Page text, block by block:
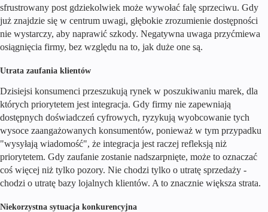
sfrustrowany post gdziekolwiek może wywołać falę sprzeciwu. Gdy
już znajdzie się w centrum uwagi, głębokie zrozumienie dostępności
nie wystarczy, aby naprawić szkody. Negatywna uwaga przyćmiewa
osiągnięcia firmy, bez względu na to, jak duże one są.
Utrata zaufania klientów
Dzisiejsi konsumenci przeszukują rynek w poszukiwaniu marek, dla
których priorytetem jest integracja. Gdy firmy nie zapewniają
dostępnych doświadczeń cyfrowych, ryzykują wyobcowanie tych
wysoce zaangażowanych konsumentów, ponieważ w tym przypadku
"wysyłają wiadomość", że integracja jest raczej refleksją niż
priorytetem. Gdy zaufanie zostanie nadszarpnięte, może to oznaczać
coś więcej niż tylko pozory. Nie chodzi tylko o utratę sprzedaży -
chodzi o utratę bazy lojalnych klientów. A to znacznie większa strata.
Niekorzystna sytuacja konkurencyjna